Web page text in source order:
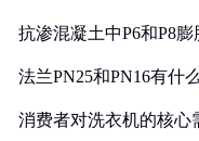
抗渗混凝土中P6和P8
法兰PN25和PN16有什
消费者对洗衣机的核心